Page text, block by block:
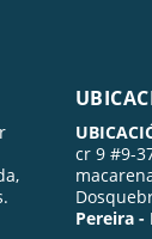
cr 9 #9-
Pereira -